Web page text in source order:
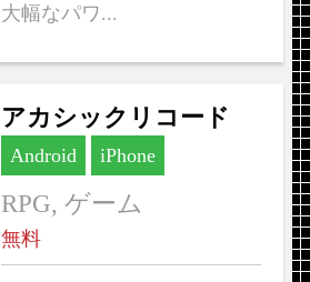
大幅なパワ...
アカシックリコード
Android iPhone
RPG, ゲーム
無料